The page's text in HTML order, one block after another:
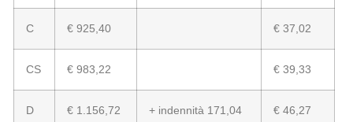
C € 925,40 € 37,02
CS € 983,22 € 39,33
D € 1.156,72 + indennità 171,04 € 46,27